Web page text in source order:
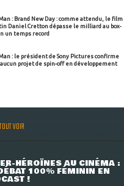
: Brand New Day : comme attendu, le film
Daniel Cretton dépasse le milliard au box-
un temps record
: le président de Sony Pictures confirme
projet de spin-off en développement
TOUT VOIR
HÉROÏNES AU CINÉMA :
100% FÉMININ EN
!